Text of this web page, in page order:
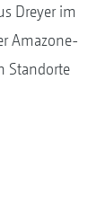
Dreyer im
Amazone-
Standorte